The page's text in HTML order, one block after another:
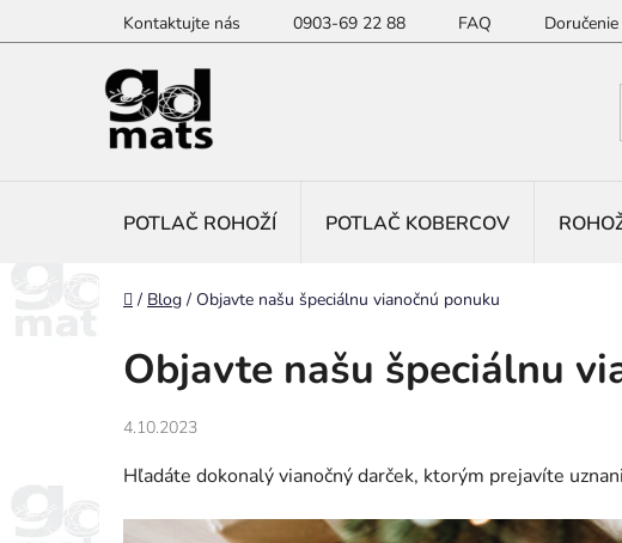
na
Kontaktujte nás 0903-69 22 88 FAQ Doručenie
POTLAČ ROHOŽÍ POTLAČ KOBERCOV
Domov
/ Blog / Objavte našu špeciálnu vianočnú ponuku
Objavte našu špeciálnu
4.10.2023
Hľadáte dokonalý vianočný darček, ktorým prejavíte